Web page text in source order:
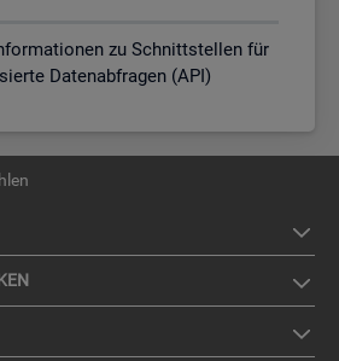
zu Schnittstellen für
Datenabfragen (API)